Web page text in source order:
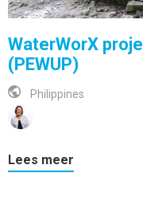
WaterWorX
(PEWUP)
Philippines
Lees meer